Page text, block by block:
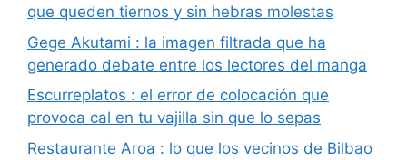
que queden tiernos y sin hebras molestas
Gege Akutami : la imagen filtrada que ha
generado debate entre los lectores del manga
Escurreplatos : el error de colocación que
provoca cal en tu vajilla sin que lo sepas
Restaurante Aroa : lo que los vecinos de Bilbao